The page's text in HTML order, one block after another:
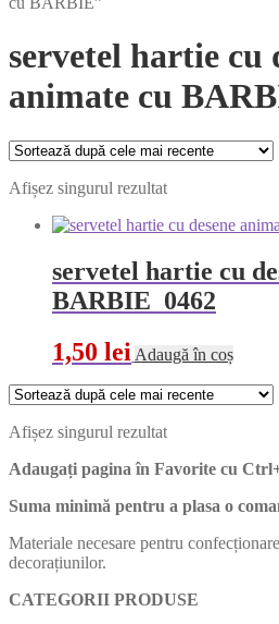
servetel hartie cu
animate cu
Afișez singurul rezultat
servetel hartie cu
BARBIE 0462
1,50 lei Adaugă în coș
Afișez singurul rezultat
Adaugați pagina în Favorite cu
Suma minimă pentru a plasa o
Materiale necesare pentru
decorațiunilor.
CATEGORII PRODUSE